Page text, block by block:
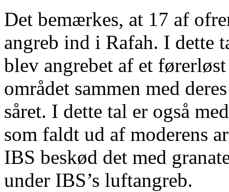
Det bemærkes, at 17 af
angreb ind i Rafah. I dette
blev angrebet af et
området sammen med
såret. I dette tal er også
som faldt ud af moderens
IBS beskød det med
under IBS’s luftangreb.